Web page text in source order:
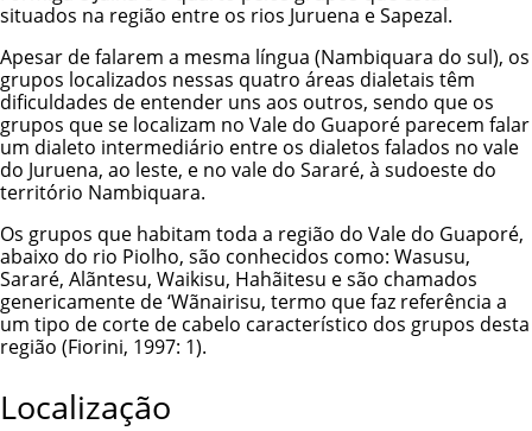
situados na região entre os rios Juruena e Sapezal.
Apesar de falarem a mesma língua (Nambiquara do sul), os
grupos localizados nessas quatro áreas dialetais têm
dificuldades de entender uns aos outros, sendo que os
grupos que se localizam no Vale do Guaporé parecem falar
um dialeto intermediário entre os dialetos falados no vale
do Juruena, ao leste, e no vale do Sararé, à sudoeste do
território Nambiquara.
Os grupos que habitam toda a região do Vale do Guaporé,
abaixo do rio Piolho, são conhecidos como: Wasusu,
Sararé, Alãntesu, Waikisu, Hahãitesu e são chamados
genericamente de ‘Wãnairisu, termo que faz referência a
um tipo de corte de cabelo característico dos grupos desta
região (Fiorini, 1997: 1).
Localização